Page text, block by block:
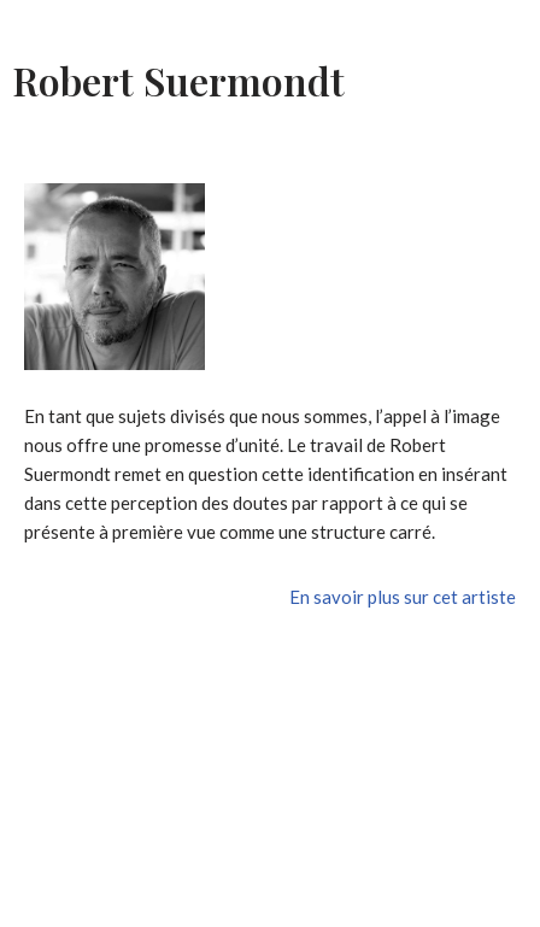
Robert Suermondt
En tant que sujets divisés que nous sommes, l’appel à l’image
nous offre une promesse d’unité. Le travail de Robert
Suermondt remet en question cette identification en insérant
dans cette perception des doutes par rapport à ce qui se
présente à première vue comme une structure carré.
En savoir plus sur cet artiste